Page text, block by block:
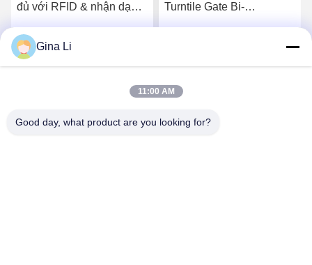
đủ với RFID & nhận dạng
Turntile Gate Bi-
Gina Li
11:00 AM
Good day, what product are you looking for?